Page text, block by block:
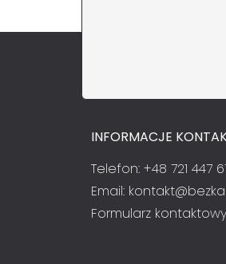
INFORMACJE
Telefon: +48 721 447
Email:
Formularz kontaktowy